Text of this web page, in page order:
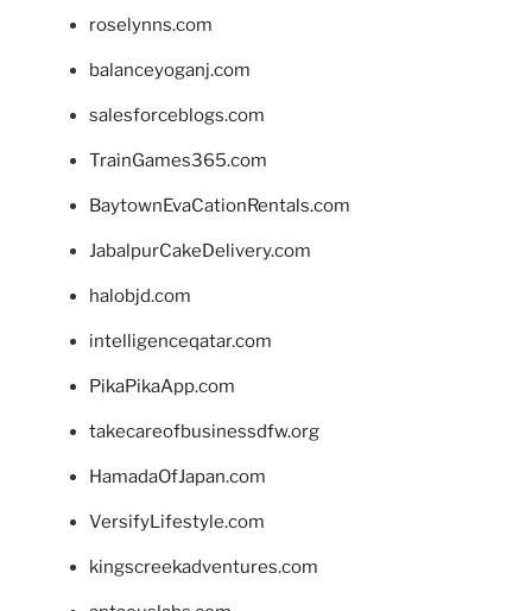
roselynns.com
balanceyoganj.com
salesforceblogs.com
TrainGames365.com
BaytownEvaCationRentals.com
JabalpurCakeDelivery.com
halobjd.com
intelligenceqatar.com
PikaPikaApp.com
takecareofbusinessdfw.org
HamadaOfJapan.com
VersifyLifestyle.com
kingscreekadventures.com